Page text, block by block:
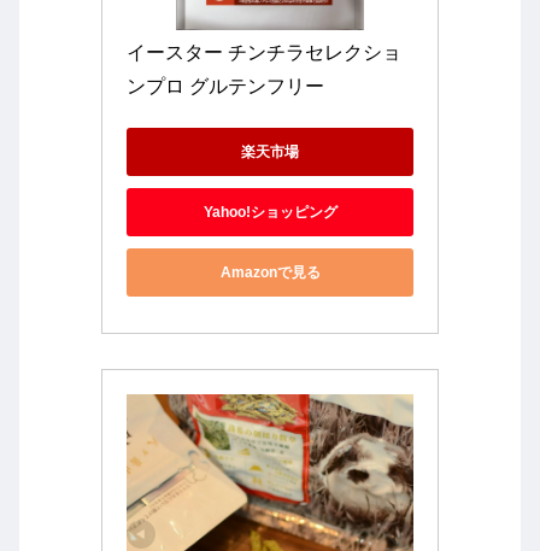
イースター チンチラセレクショ
ンプロ グルテンフリー
楽天市場
Yahoo!ショッピング
Amazonで見る